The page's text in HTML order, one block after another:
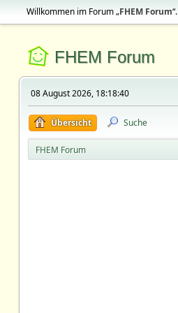
Willkommen im Forum „FHEM Forum“.
FHEM Forum
08 August 2026, 18:18:40
Übersicht Suche
FHEM Forum